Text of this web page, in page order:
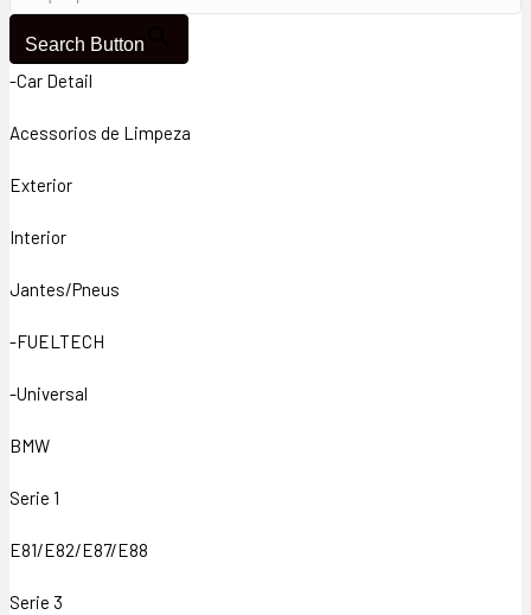
Search Button
-Car Detail
Acessorios de Limpeza
Exterior
Interior
Jantes/Pneus
-FUELTECH
-Universal
BMW
Serie 1
E81/E82/E87/E88
Serie 3